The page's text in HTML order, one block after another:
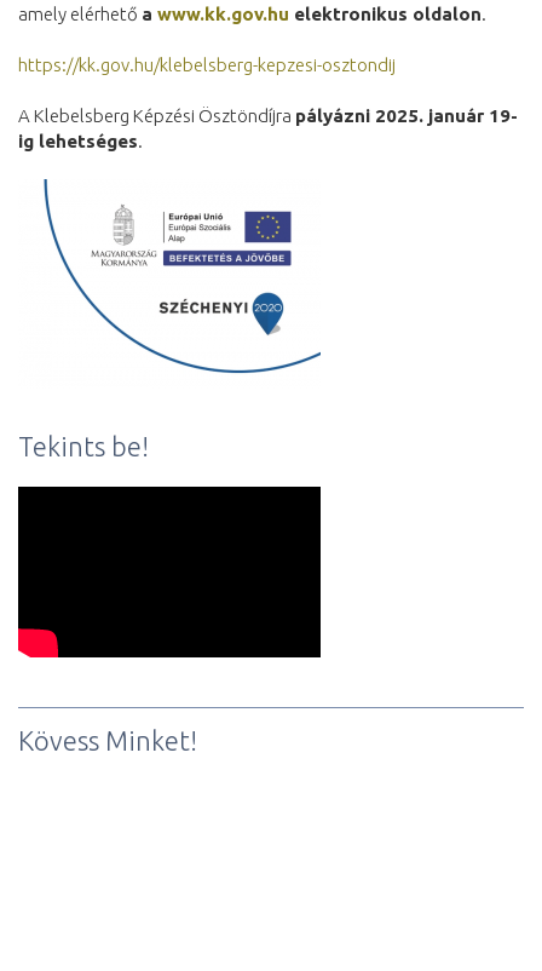
amely elérhető a www.kk.gov.hu elektronikus oldalon.
https://kk.gov.hu/klebelsberg-kepzesi-osztondij
A Klebelsberg Képzési Ösztöndíjra pályázni 2025. január 19-
ig lehetséges.
Tekints be!
Kövess Minket!